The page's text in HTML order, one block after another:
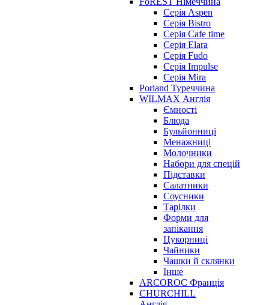
Серія Aspen
Серія Bistro
Серія Cafe time
Серія Elara
Серія Fudo
Серія Impulse
Серія Mira
Porland Туреччина
WILMAX Англія
Ємності
Блюда
Бульйонниці
Менажниці
Молочники
Набори для спецій
Підставки
Салатники
Соусники
Тарілки
Форми для
запікання
Цукорниці
Чайники
Чашки й склянки
Інше
ARCOROC Франція
CHURCHILL